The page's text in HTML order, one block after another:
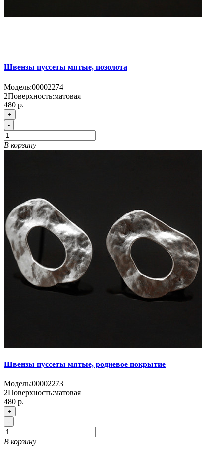
Швензы пуссеты мятые, позолота
Модель:00002274
2Поверхность:матовая
480 р.
+
-
В корзину
Швензы пуссеты мятые, родиевое покрытие
Модель:00002273
2Поверхность:матовая
480 р.
+
-
В корзину